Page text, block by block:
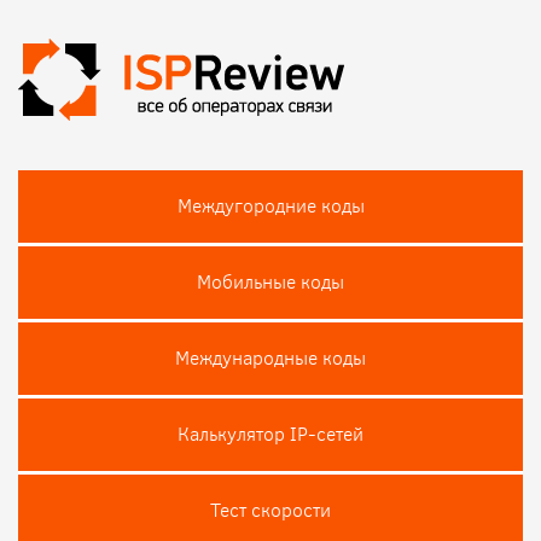
Междугородние коды
Мобильные коды
Международные коды
Калькулятор IP-сетей
Тест скороcти